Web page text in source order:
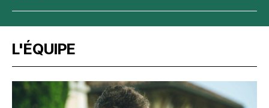
L'ÉQUIPE